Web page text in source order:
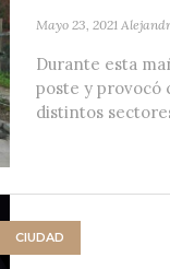
Mayo 23, 2021
Durante esta
poste y provocó
distintos
CIUDAD